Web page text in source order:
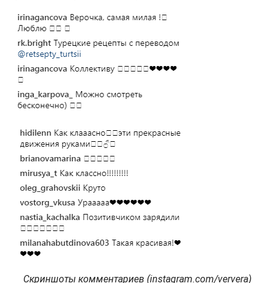
Скриншоты комментариев (instagram.com/ververa)